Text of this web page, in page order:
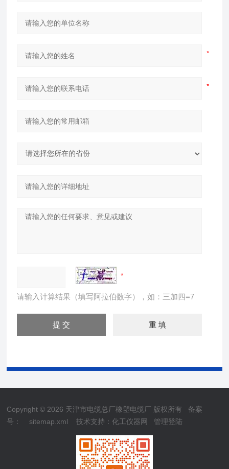
请输入计算结果（填写阿拉伯数字），如：三加四=7
Copyright © 2026 天津市电缆总厂橡塑电缆厂 版权所有 备案
号：
sitemap.xml 技术支持：化工仪器网 管理登陆